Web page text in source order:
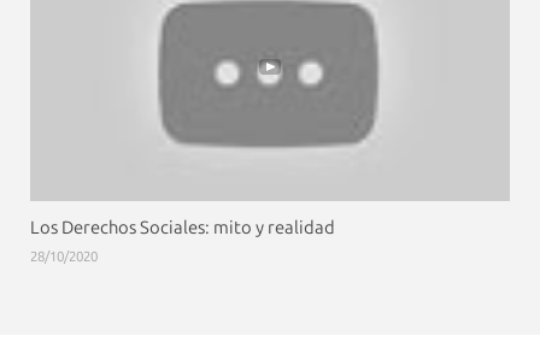
Los Derechos Sociales: mito y realidad
28/10/2020